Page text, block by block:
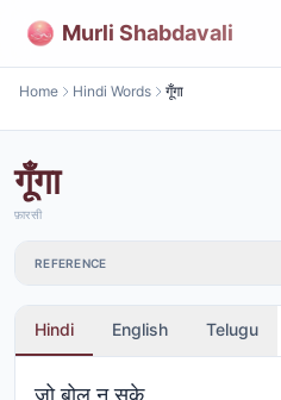
Murli Shabdavali
Home Hindi Words गूँगा
गूँगा
फ़ारसी
REFERENCE
Hindi English Telugu
जो बोल न सके